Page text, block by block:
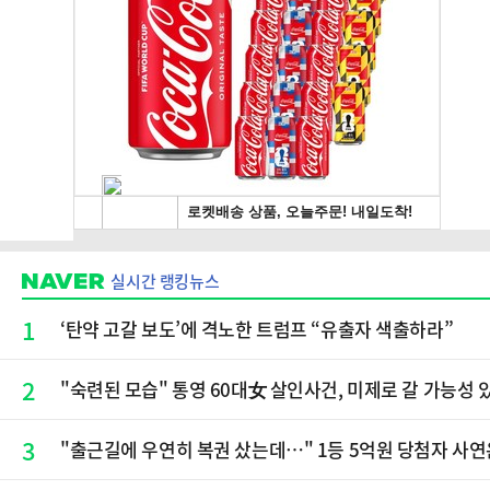
실시간 랭킹뉴스
1 ‘탄약 고갈 보도’에 격노한 트럼프 “유출자 색출하라”
2 "숙련된 모습" 통영 60대女 살인사건, 미제로 갈 가능성
3 "출근길에 우연히 복권 샀는데…" 1등 5억원 당첨자 사연